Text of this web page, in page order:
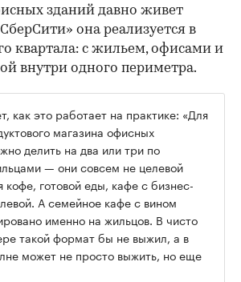
зданий давно живет
она реализуется в
квартала: с жильем, офисами и
внутри одного периметра.
как это работает на практике: «Для
магазина офисных
делить на два или три по
— они совсем не целевой
кофе, готовой еды, кафе с бизнес-
А семейное кафе с вином
именно на жильцов. В чисто
такой формат бы не выжил, а в
может не просто выжить, но еще